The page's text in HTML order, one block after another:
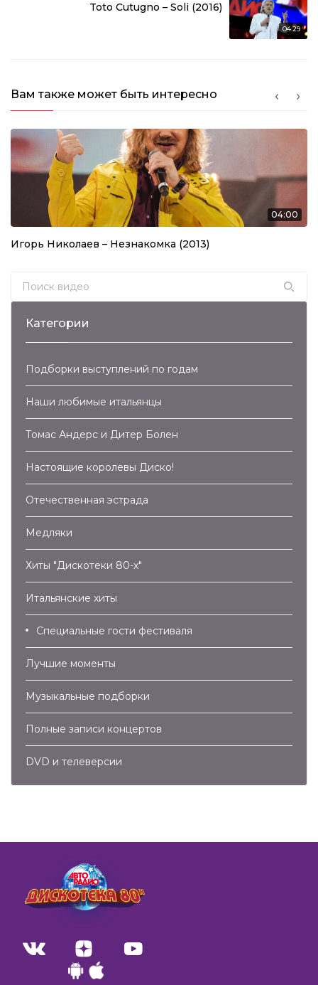
Toto Cutugno – Soli (2016)
04:29
Вам также может быть интересно
04:00
Игорь Николаев – Незнакомка (2013)
Search for:
Категории
Подборки выступлений по годам
Наши любимые итальянцы
Томас Андерс и Дитер Болен
Настоящие королевы Диско!
Отечественная эстрада
Медляки
Хиты "Дискотеки 80-х"
Итальянские хиты
Специальные гости фестиваля
Лучшие моменты
Музыкальные подборки
Полные записи концертов
DVD и телеверсии